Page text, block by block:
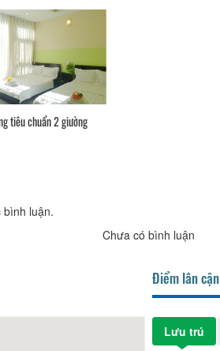
tiêu chuẩn 2 giường
bình luận.
Chưa có bình luận
Điểm lân cận
Lưu trú